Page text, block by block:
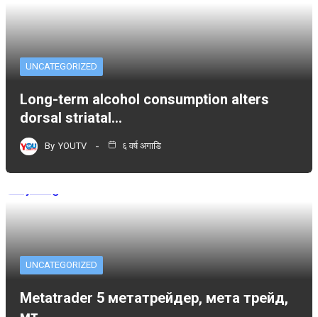
UNCATEGORIZED
Long-term alcohol consumption alters
dorsal striatal…
By YOUTV ६ वर्ष अगाडि
UNCATEGORIZED
Metatrader 5 метатрейдер, мета трейд,